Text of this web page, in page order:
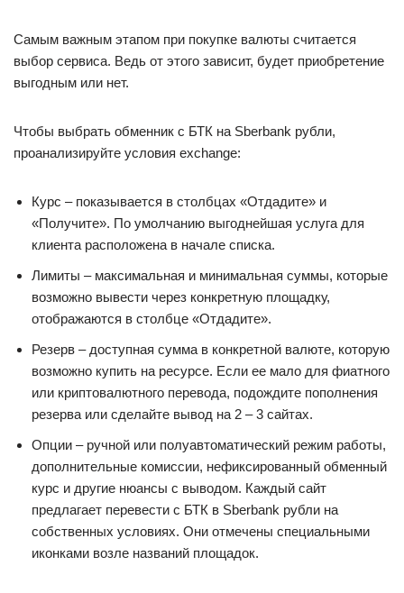
Самым важным этапом при покупке валюты считается
выбор сервиса. Ведь от этого зависит, будет приобретение
выгодным или нет.
Чтобы выбрать обменник с БТК на Sberbank рубли,
проанализируйте условия exchange:
Курс – показывается в столбцах «Отдадите» и
«Получите». По умолчанию выгоднейшая услуга для
клиента расположена в начале списка.
Лимиты – максимальная и минимальная суммы, которые
возможно вывести через конкретную площадку,
отображаются в столбце «Отдадите».
Резерв – доступная сумма в конкретной валюте, которую
возможно купить на ресурсе. Если ее мало для фиатного
или криптовалютного перевода, подождите пополнения
резерва или сделайте вывод на 2 – 3 сайтах.
Опции – ручной или полуавтоматический режим работы,
дополнительные комиссии, нефиксированный обменный
курс и другие нюансы с выводом. Каждый сайт
предлагает перевести с БТК в Sberbank рубли на
собственных условиях. Они отмечены специальными
иконками возле названий площадок.